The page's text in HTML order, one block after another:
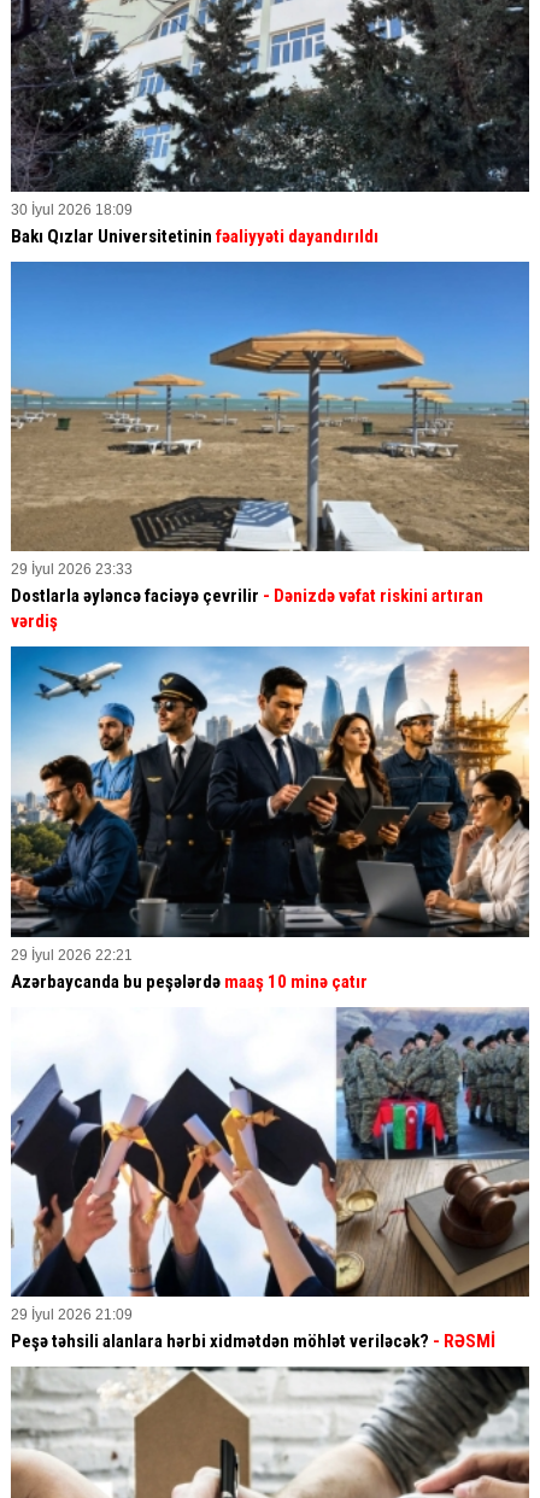
30 İyul 2026 18:09
Bakı Qızlar Universitetinin fəaliyyəti dayandırıldı
29 İyul 2026 23:33
Dostlarla əyləncə faciəyə çevrilir - Dənizdə vəfat riskini artıran
vərdiş
29 İyul 2026 22:21
Azərbaycanda bu peşələrdə maaş 10 minə çatır
29 İyul 2026 21:09
Peşə təhsili alanlara hərbi xidmətdən möhlət veriləcək? - RƏSMİ